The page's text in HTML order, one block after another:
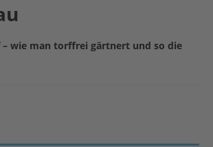
– wie man torffrei gärtnert und so die